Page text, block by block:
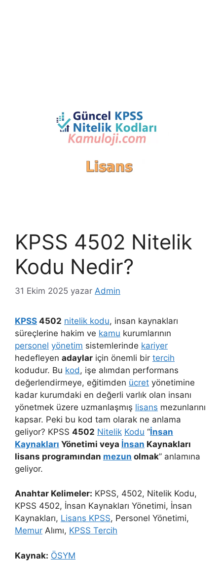
KPSS 4502 Nitelik
Kodu Nedir?
31 Ekim 2025 yazar Admin
KPSS 4502 nitelik kodu, insan kaynakları
süreçlerine hakim ve kamu kurumlarının
personel yönetim sistemlerinde kariyer
hedefleyen adaylar için önemli bir tercih
kodudur. Bu kod, işe alımdan performans
değerlendirmeye, eğitimden ücret yönetimine
kadar kurumdaki en değerli varlık olan insanı
yönetmek üzere uzmanlaşmış lisans mezunlarını
kapsar. Peki bu kod tam olarak ne anlama
geliyor? KPSS 4502 Nitelik Kodu “İnsan
Kaynakları Yönetimi veya İnsan Kaynakları
lisans programından mezun olmak” anlamına
geliyor.
Anahtar Kelimeler: KPSS, 4502, Nitelik Kodu,
KPSS 4502, İnsan Kaynakları Yönetimi, İnsan
Kaynakları, Lisans KPSS, Personel Yönetimi,
Memur Alımı, KPSS Tercih
Kaynak: ÖSYM